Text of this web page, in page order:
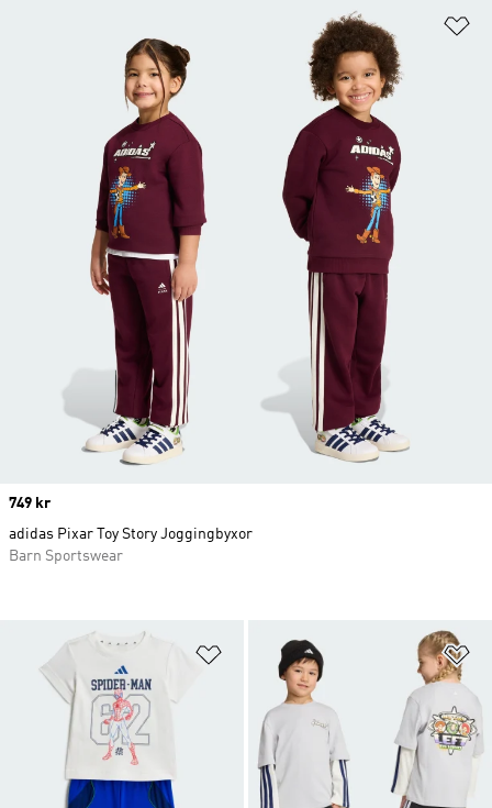
Lägg till på önskelistan
Price
749 kr
adidas Pixar Toy Story Joggingbyxor
Barn Sportswear